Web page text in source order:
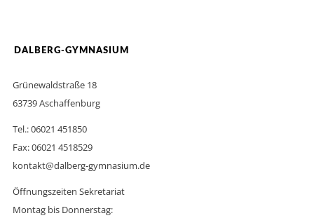
DALBERG-GYMNASIUM
Grünewaldstraße 18
63739 Aschaffenburg
Tel.: 06021 451850
Fax: 06021 4518529
kontakt@dalberg-gymnasium.de
Öffnungszeiten Sekretariat
Montag bis Donnerstag: